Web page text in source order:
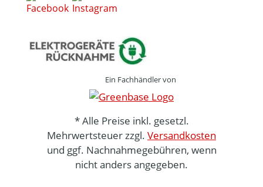
Ein Fachhändler von
* Alle Preise inkl. gesetzl.
Mehrwertsteuer zzgl. Versandkosten
und ggf. Nachnahmegebühren, wenn
nicht anders angegeben.